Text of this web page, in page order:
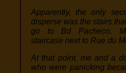
Apparently, the only
disperse was the stairs
go to Bd Pacheco.
staircase next to Rue du
At that point, me and a
who were panicking